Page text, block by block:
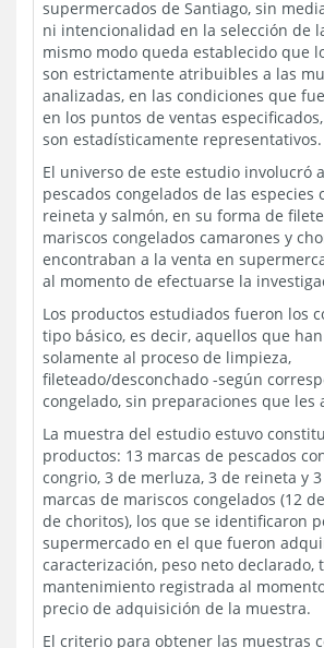
supermercados de Santiago, sin
ni intencionalidad en la selección de
mismo modo queda establecido que
son estrictamente atribuibles a las
analizadas, en las condiciones que
en los puntos de ventas
son estadísticamente representativos.
El universo de este estudio involucró
pescados congelados de las especies
reineta y salmón, en su forma de
mariscos congelados camarones y
encontraban a la venta en
al momento de efectuarse la
Los productos estudiados fueron los
tipo básico, es decir, aquellos que
solamente al proceso de limpieza,
fileteado/desconchado -según
congelado, sin preparaciones que les
La muestra del estudio estuvo
productos: 13 marcas de pescados
congrio, 3 de merluza, 3 de reineta y
marcas de mariscos congelados (12
de choritos), los que se identificaron
supermercado en el que fueron
caracterización, peso neto declarado,
mantenimiento registrada al
precio de adquisición de la muestra.
El criterio para obtener las muestras